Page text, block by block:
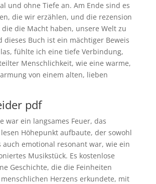
und ohne Tiefe an. Am Ende sind es
die wir erzählen, und die rezension
die Macht haben, unsere Welt zu
dieses Buch ist ein mächtiger Beweis
fühlte ich eine tiefe Verbindung,
Menschlichkeit, wie eine warme,
von einem alten, lieben
pdf
war ein langsames Feuer, das
Höhepunkt aufbaute, der sowohl
auch emotional resonant war, wie ein
Musikstück. Es kostenlose
Geschichte, die die Feinheiten
Herzens erkundete, mit